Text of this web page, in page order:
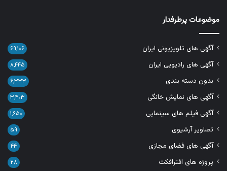
موضوعات پرطرفدار
آگهی های تلویزیونی ایران ۶۹,۱۰۶
آگهی های رادیویی ایران ۸,۴۴۵
بدون دسته بندی ۶,۳۳۳
آگهی های نمایش خانگی ۳,۴۰۳
آگهی فیلم های سینمایی ۱,۶۵۰
تصاویر آرشیوی ۵۹
آگهی های فضای مجازی ۴۴
پروژه های افترافکت ۲۸